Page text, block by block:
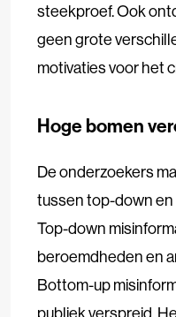
steekproef. Ook
geen grote
motivaties voor het
Hoge bomen
De onderzoekers
tussen top-down
Top-down
beroemdheden en
Bottom-up
publiek verspreid.